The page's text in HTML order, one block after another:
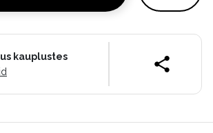
kauplustes